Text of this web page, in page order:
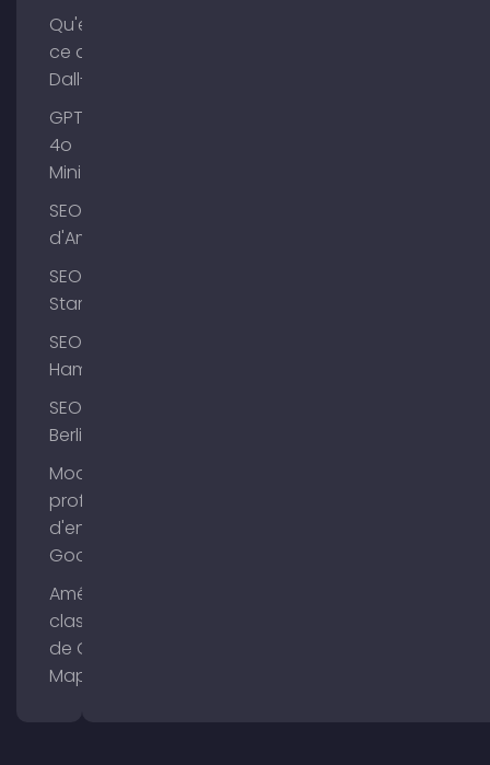
Qu'est-
ce que
Dall-E ?
GPT-
4o
Mini
SEO Lac
d'Ammer
SEO
Starnberg
SEO
Hambourg
SEO
Berlin
Modifier le
profil
d'entreprise
Google
Améliorer le
classement
de Google
Maps